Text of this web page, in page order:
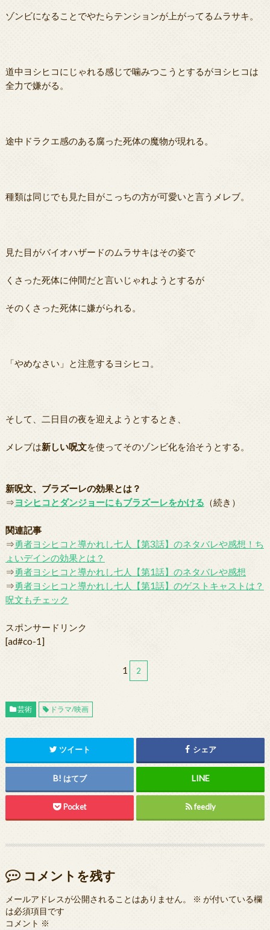
ゾンビになることでやたらテンションが上がってるムラサキ。
道中ヨシヒコにじゃれる感じで噛みつこうとするがヨシヒコは
全力で嫌がる。
途中ドラクエ感のある腐った死体の魔物が現れる。
種類は同じでも見た目がこっちの方が可愛いと言うメレブ。
見た目がバイオハザードのムラサキはその姿で
くさった死体に仲間だと言いじゃれようとするが
そのくさった死体に嫌がられる。
「やめなさい」と注意するヨシヒコ。
そして、二日目の夜を迎えようとするとき、
メレブは新しい呪文を使ってそのゾンビ化を治そうとする。
新呪文、ブラズーレの効果とは？
⇒ヨシヒコとダンジョーにもブラズーレをかける （続き）
関連記事
⇒勇者ヨシヒコと導かれし七人【第3話】のネタバレや感想！ち
ょいデインの効果とは？
⇒勇者ヨシヒコと導かれし七人【第1話】のネタバレや感想
⇒勇者ヨシヒコと導かれし七人【第1話】のゲストキャストは？
呪文もチェック
スポンサードリンク
[ad#co-1]
1 2
芸術 ドラマ/映画
ツイート シェア
はてブ
Pocket feedly
コメントを残す
メールアドレスが公開されることはありません。 ※ が付いている欄
は必須項目です
コメント ※